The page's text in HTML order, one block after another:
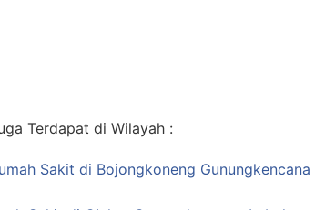
Terdapat di Wilayah :
Sakit di Bojongkoneng Gunungkencana